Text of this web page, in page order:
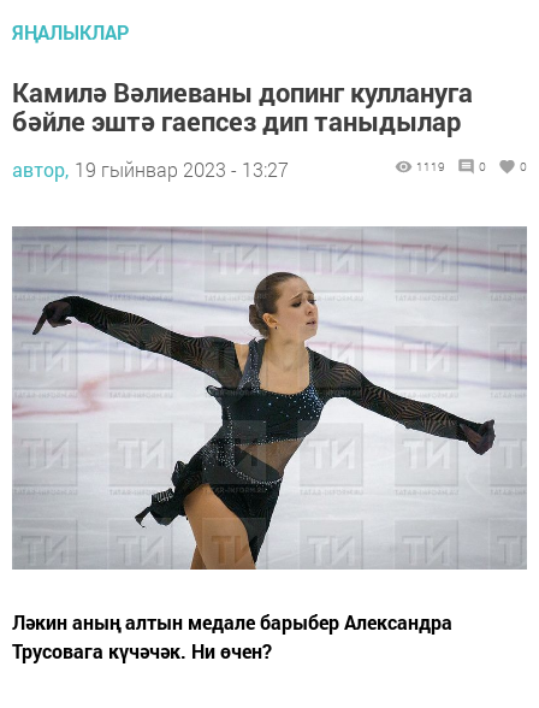
ЯҢАЛЫКЛАР
Камилә Вәлиеваны допинг куллануга
бәйле эштә гаепсез дип таныдылар
автор, 19 гыйнвар 2023 - 13:27 1119 0 0
Ләкин аның алтын медале барыбер Александра
Трусовага күчәчәк. Ни өчен?